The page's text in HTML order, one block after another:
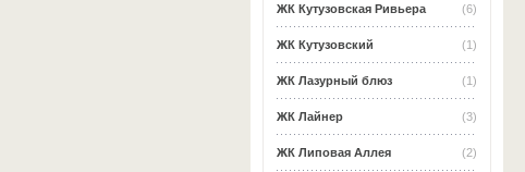
(6)
ЖК Кутузовская Ривьера
(1)
ЖК Кутузовский
(1)
ЖК Лазурный блюз
(3)
ЖК Лайнер
(2)
ЖК Липовая Аллея